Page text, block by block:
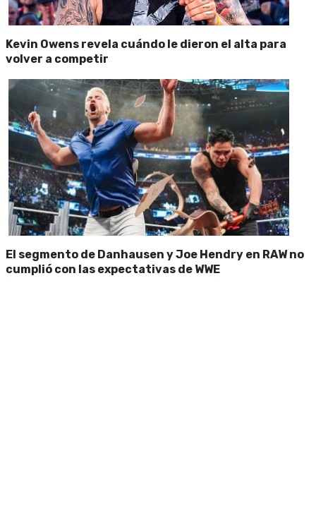
Kevin Owens revela cuándo le dieron el alta para
volver a competir
El segmento de Danhausen y Joe Hendry en RAW no
cumplió con las expectativas de WWE